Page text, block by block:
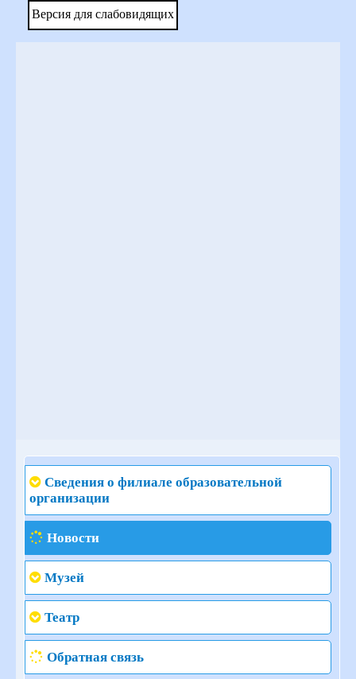
Версия для слабовидящих
Сведения о филиале образовательной
организации
Новости
Музей
Театр
Обратная связь